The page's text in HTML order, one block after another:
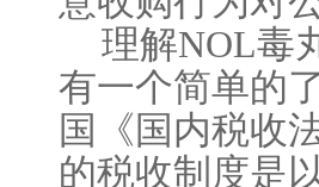
理解NOL毒
有一个简单的
国《国内税收
的税收制度是